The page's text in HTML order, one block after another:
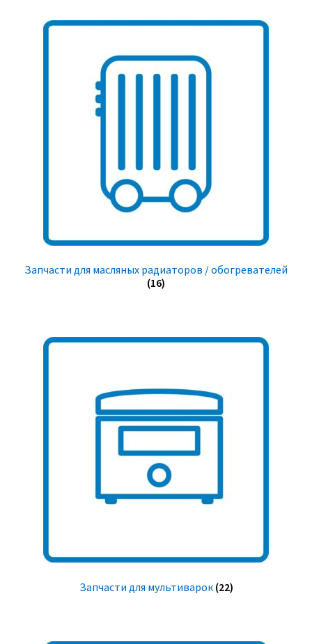
Запчасти для масляных радиаторов / обогревателей
(16)
Запчасти для мультиварок (22)